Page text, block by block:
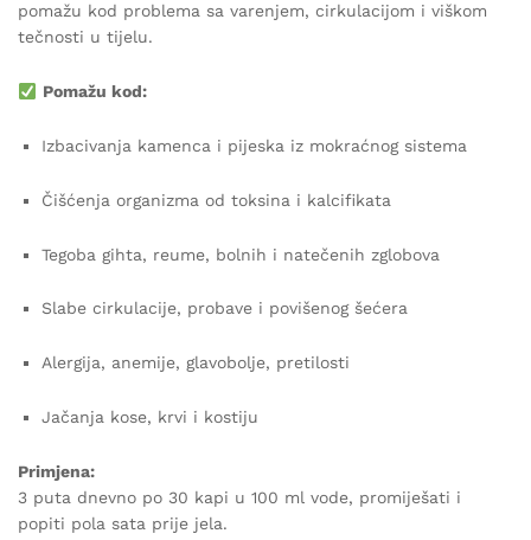
pomažu kod problema sa varenjem, cirkulacijom i viškom
tečnosti u tijelu.
Pomažu kod:
Izbacivanja kamenca i pijeska iz mokraćnog sistema
Čišćenja organizma od toksina i kalcifikata
Tegoba gihta, reume, bolnih i natečenih zglobova
Slabe cirkulacije, probave i povišenog šećera
Alergija, anemije, glavobolje, pretilosti
Jačanja kose, krvi i kostiju
Primjena:
3 puta dnevno po 30 kapi u 100 ml vode, promiješati i
popiti pola sata prije jela.